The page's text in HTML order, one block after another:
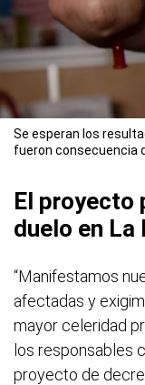
Se esperan los
fueron consecuencia
El proyecto
duelo en La
“Manifestamos
afectadas y
mayor celeridad
los responsables
proyecto de